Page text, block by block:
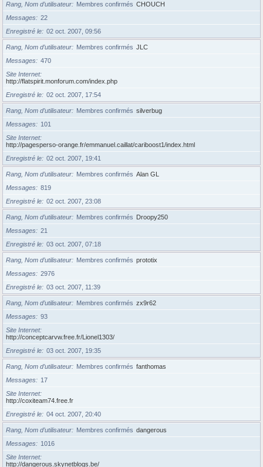
Rang, Nom d’utilisateur Membres confirmés CHOUCH
Messages
22
Enregistré le
02 oct. 2007, 09:56
Rang, Nom d’utilisateur Membres confirmés JLC
Messages
470
Site Internet
http://flatspirit.monforum.com/index.php
Enregistré le
02 oct. 2007, 17:54
Rang, Nom d’utilisateur Membres confirmés silverbug
Messages
101
Site Internet
http://pagesperso-orange.fr/emmanuel.caillat/cariboost1/index.html
Enregistré le
02 oct. 2007, 19:41
Rang, Nom d’utilisateur Membres confirmés Alan GL
Messages
819
Enregistré le
02 oct. 2007, 23:08
Rang, Nom d’utilisateur Membres confirmés Droopy250
Messages
21
Enregistré le
03 oct. 2007, 07:18
Rang, Nom d’utilisateur Membres confirmés prototix
Messages
2976
Enregistré le
03 oct. 2007, 11:39
Rang, Nom d’utilisateur Membres confirmés zx9r62
Messages
93
Site Internet
http://conceptcarvw.free.fr/Lionel1303/
Enregistré le
03 oct. 2007, 19:35
Rang, Nom d’utilisateur Membres confirmés fanthomas
Messages
17
Site Internet
http://coxiteam74.free.fr
Enregistré le
04 oct. 2007, 20:40
Rang, Nom d’utilisateur Membres confirmés dangerous
Messages
1016
Site Internet
http://dangerous.skynetblogs.be/